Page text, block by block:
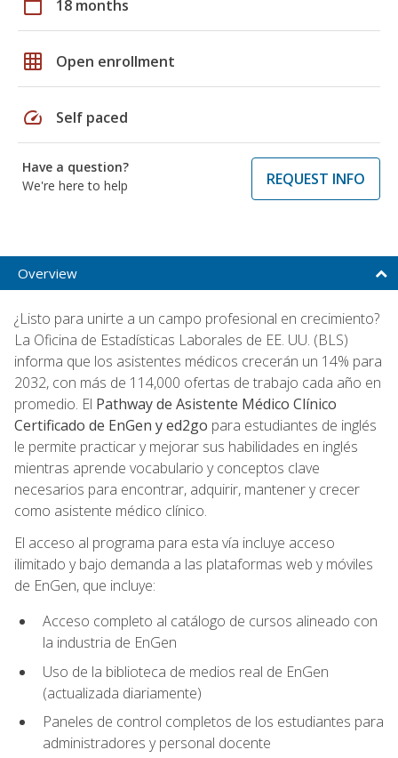
calendar_today 18 months
grid_on Open enrollment
speed Self paced
Have a question?
We're here to help
REQUEST INFO
Overview
¿Listo para unirte a un campo profesional en crecimiento?
La Oficina de Estadísticas Laborales de EE. UU. (BLS)
informa que los asistentes médicos crecerán un 14% para
2032, con más de 114,000 ofertas de trabajo cada año en
promedio. El Pathway de Asistente Médico Clínico
Certificado de EnGen y ed2go para estudiantes de inglés
le permite practicar y mejorar sus habilidades en inglés
mientras aprende vocabulario y conceptos clave
necesarios para encontrar, adquirir, mantener y crecer
como asistente médico clínico.
El acceso al programa para esta vía incluye acceso
ilimitado y bajo demanda a las plataformas web y móviles
de EnGen, que incluye:
Acceso completo al catálogo de cursos alineado con
la industria de EnGen
Uso de la biblioteca de medios real de EnGen
(actualizada diariamente)
Paneles de control completos de los estudiantes para
administradores y personal docente